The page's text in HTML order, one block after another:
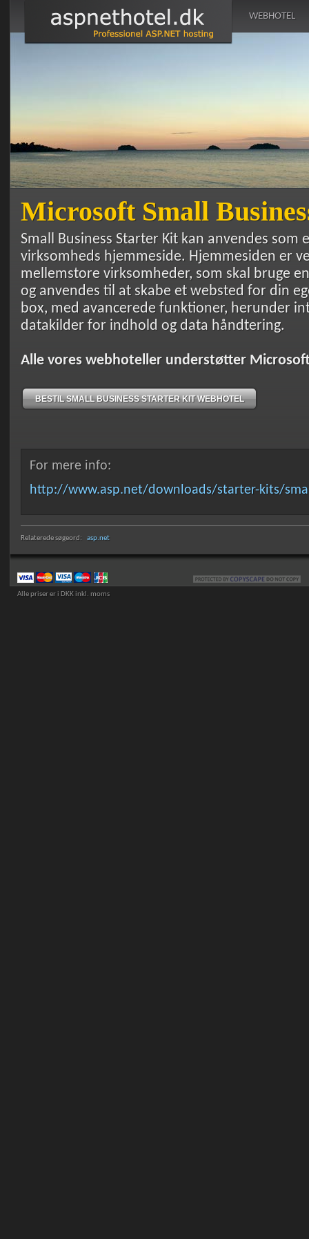
WEBHOTEL
Microsoft Small
Small Business Starter Kit kan anvendes
virksomheds hjemmeside. Hjemmesiden er
mellemstore virksomheder, som skal bruge
og anvendes til at skabe et websted for din
box, med avancerede funktioner, herunder
datakilder for indhold og data håndtering.
Alle vores webhoteller understøtter
BESTIL SMALL BUSINESS STARTER KIT WEBHOTEL
For mere info:
http://www.asp.net/downloads/starter-kits/
Relaterede søgeord: asp.net
Alle priser er i DKK inkl. moms